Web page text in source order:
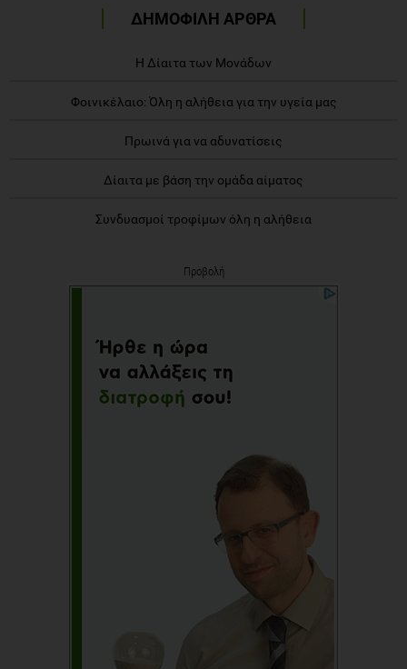
ΔΗΜΟΦΙΛΗ ΑΡΘΡΑ
Η Δίαιτα των Μονάδων
Φοινικέλαιο: Όλη η αλήθεια για την υγεία μας
Πρωινά για να αδυνατίσεις
Δίαιτα με βάση την ομάδα αίματος
Συνδυασμοί τροφίμων όλη η αλήθεια
Προβολή